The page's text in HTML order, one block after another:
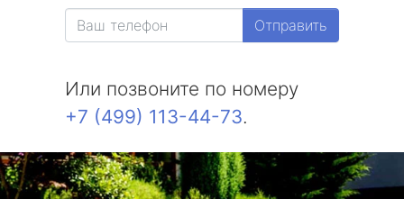
Отправить
Или позвоните по номеру
+7 (499) 113-44-73.